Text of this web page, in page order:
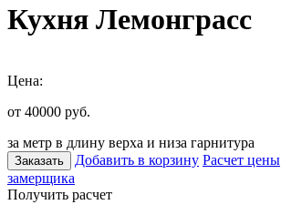
Кухня Лемонграсс
Цена:
от 40000 руб.
за метр в длину верха и низа гарнитура
Заказать Добавить в корзину Расчет цены
замерщика
Получить расчет